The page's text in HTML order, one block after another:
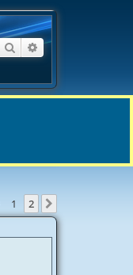
BuscarBúsqueda
1 2